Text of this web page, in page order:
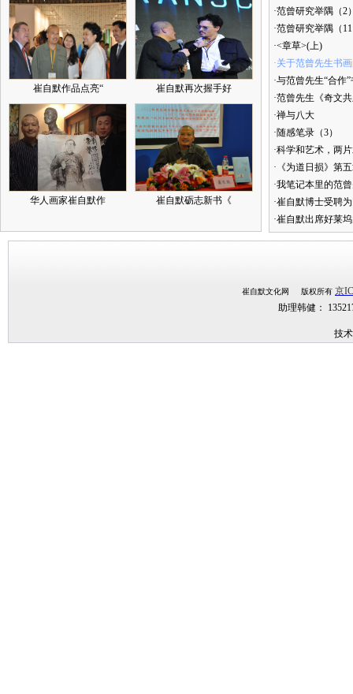
崔自默作品点亮“ 崔自默再次握手好
华人画家崔自默作 崔自默砺志新书《
·范曾研究举隅（2
·范曾研究举隅（
·<章草>(上)
·关于范曾先生书
·与范曾先生“合作
·范曾先生《奇文
·禅与八大
·随感笔录（3）
·科学和艺术，两
·《为道日损》第
·我笔记本里的范
·崔自默博士受聘
·崔自默出席好莱
崔自默文化网 版权所有 京
助理韩健：
技